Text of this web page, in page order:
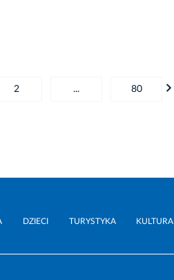
2 ... 80
DZIECI TURYSTYKA KULTURA